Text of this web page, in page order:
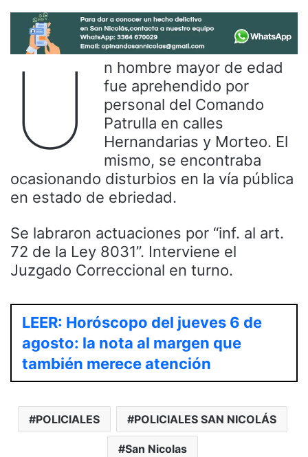
U
n hombre mayor de edad
fue aprehendido por
personal del Comando
Patrulla en calles
Hernandarias y Morteo. El
mismo, se encontraba
ocasionando disturbios en la vía pública
en estado de ebriedad.
Se labraron actuaciones por “inf. al art.
72 de la Ley 8031”. Interviene el
Juzgado Correccional en turno.
LEER: Horóscopo del jueves 6 de
agosto: la nota al margen que
también merece atención
POLICIALES POLICIALES SAN NICOLÁS
San Nicolas